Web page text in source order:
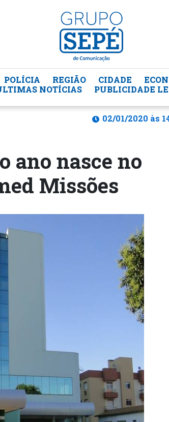
POLÍCIA REGIÃO CIDADE
NOTÍCIAS
PUBLICIDADE
02/01/2020 às
ano nasce no
Missões